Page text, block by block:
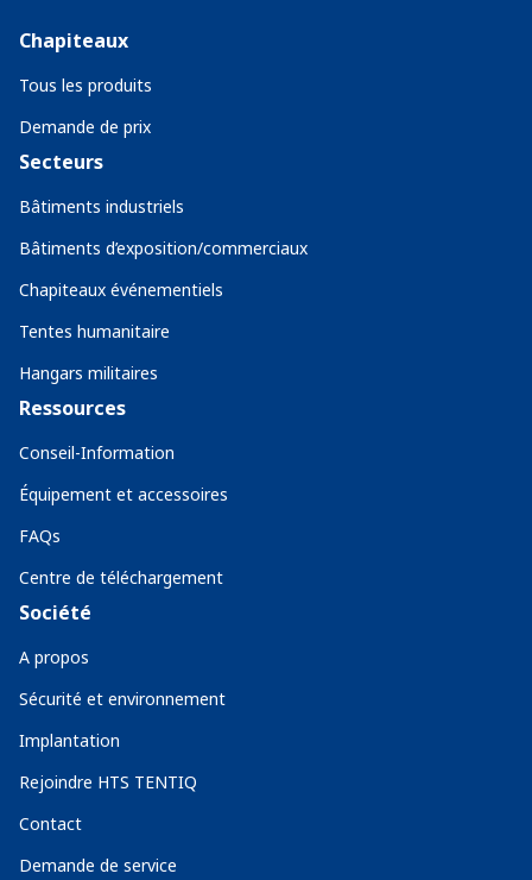
Chapiteaux
Tous les produits
Demande de prix
Secteurs
Bâtiments industriels
Bâtiments d’exposition/commerciaux
Chapiteaux événementiels
Tentes humanitaire
Hangars militaires
Ressources
Conseil-Information
Équipement et accessoires
FAQs
Centre de téléchargement
Société
A propos
Sécurité et environnement
Implantation
Rejoindre HTS TENTIQ
Contact
Demande de service